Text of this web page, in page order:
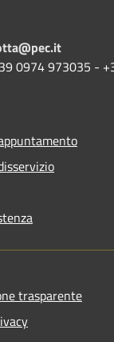
0974 973035 -
trasparente